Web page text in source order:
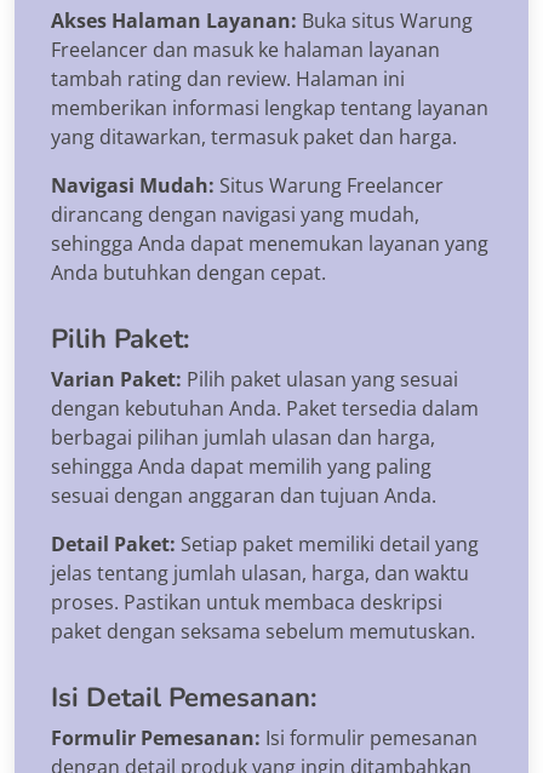
Akses Halaman Layanan: Buka situs Warung
Freelancer dan masuk ke halaman layanan
tambah rating dan review. Halaman ini
memberikan informasi lengkap tentang layanan
yang ditawarkan, termasuk paket dan harga.
Navigasi Mudah: Situs Warung Freelancer
dirancang dengan navigasi yang mudah,
sehingga Anda dapat menemukan layanan yang
Anda butuhkan dengan cepat.
Pilih Paket:
Varian Paket: Pilih paket ulasan yang sesuai
dengan kebutuhan Anda. Paket tersedia dalam
berbagai pilihan jumlah ulasan dan harga,
sehingga Anda dapat memilih yang paling
sesuai dengan anggaran dan tujuan Anda.
Detail Paket: Setiap paket memiliki detail yang
jelas tentang jumlah ulasan, harga, dan waktu
proses. Pastikan untuk membaca deskripsi
paket dengan seksama sebelum memutuskan.
Isi Detail Pemesanan:
Formulir Pemesanan: Isi formulir pemesanan
dengan detail produk yang ingin ditambahkan